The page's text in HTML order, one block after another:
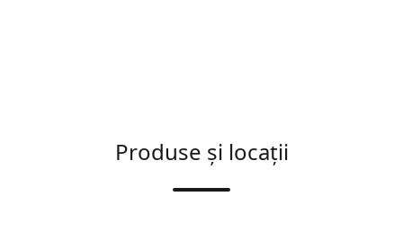
Produse și locații